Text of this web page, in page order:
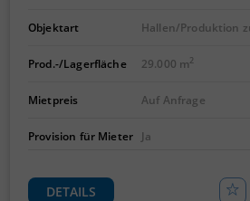
Objektart Hallen/Produktion
Prod.-/Lagerfläche 29.000 m2
Mietpreis Auf Anfrage
Provision für Mieter Ja
DETAILS